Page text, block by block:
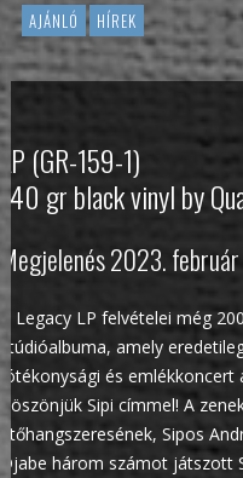
AJÁNLÓ HÍREK
LP (GR-159-1)
140 gr black vinyl by
Megjelenés 2023.
A Legacy LP felvételei még
stúdióalbuma, amely
jótékonysági és
Köszönjük Sipi címmel! A
ütőhangszeresének, Sipos
Djabe három számot játszott